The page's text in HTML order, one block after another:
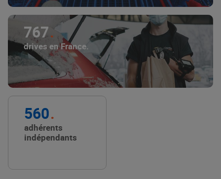
767
drives en France.
560
adhérents
indépendants